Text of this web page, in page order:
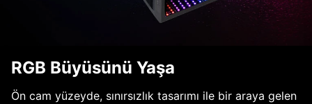
RGB Büyüsünü Yaşa
Ön cam yüzeyde, sınırsızlık tasarımı ile bir araya gelen